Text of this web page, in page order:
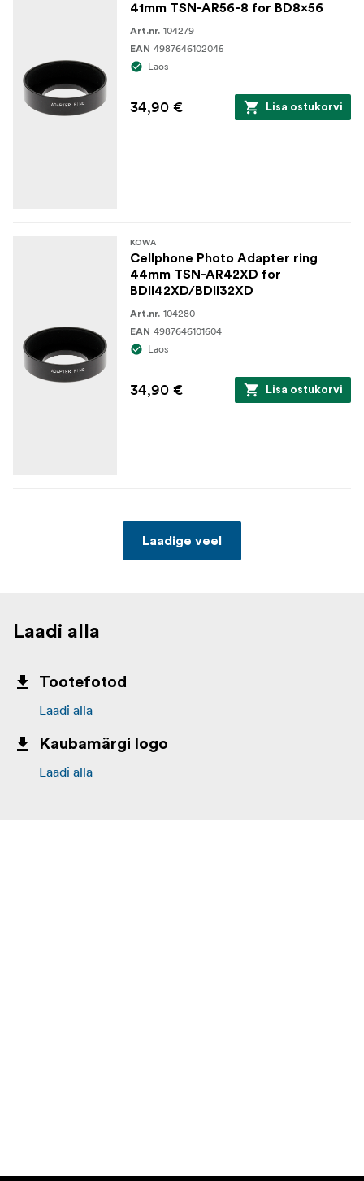
41mm TSN-AR56-8 for BD8x56
Art.nr. 104279
EAN 4987646102045
Laos
34,90 € Lisa ostukorvi
KOWA
Cellphone Photo Adapter ring
44mm TSN-AR42XD for
BDII42XD/BDII32XD
Art.nr. 104280
EAN 4987646101604
Laos
34,90 € Lisa ostukorvi
Laadige veel
Laadi alla
Tootefotod
Laadi alla
Kaubamärgi logo
Laadi alla